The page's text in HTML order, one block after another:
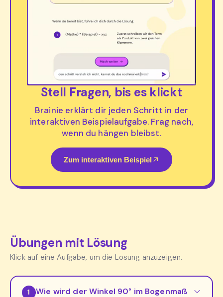
Stell Fragen, bis es klickt
Brainie erklärt dir jeden Schritt in der
interaktiven Beispielaufgabe. Frag nach,
wenn du hängen bleibst.
Zum interaktiven Beispiel
Übungen mit Lösung
Klick auf eine Aufgabe, um die Lösung anzuzeigen.
1
Wie wird der Winkel 90° im Bogenmaß